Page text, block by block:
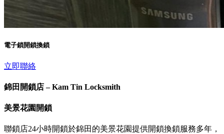
電子鎖開鎖換鎖
立即聯絡
錦田開鎖店 – Kam Tin Locksmith
美景花園開鎖
聯鎖店24小時開鎖於錦田的美景花園提供開鎖換鎖服務多年，